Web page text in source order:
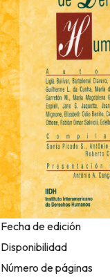
Fecha de edición
Disponibilidad
Número de páginas